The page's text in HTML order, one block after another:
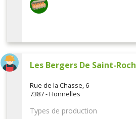
Les Bergers De Saint-Roch
Rue de la Chasse, 6
7387 - Honnelles
Types de production